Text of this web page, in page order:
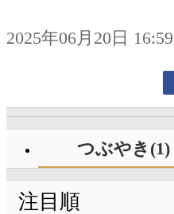
2025年06月20日 16:59
つぶやき(1)
注目順